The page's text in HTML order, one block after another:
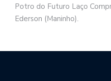
Potro do Futuro Laço
Ederson (Maninho).